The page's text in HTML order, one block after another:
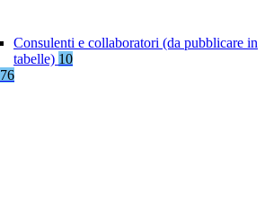
Consulenti e collaboratori (da pubblicare in
tabelle) 10
76